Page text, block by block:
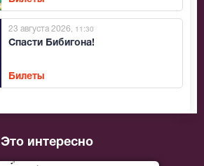
Спасти Бибигона!
23 августа 2026 , 11:30
Билеты
Это интересно